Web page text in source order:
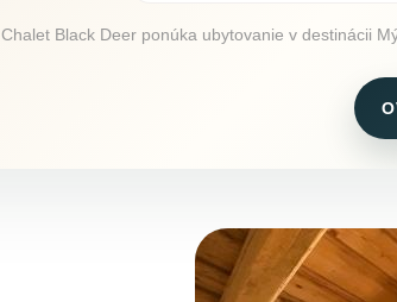
Chalet Black Deer ponúka ubytovanie v destinácii